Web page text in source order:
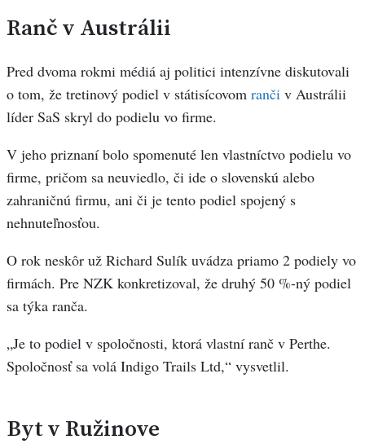
Ranč v Austrálii
Pred dvoma rokmi médiá aj politici intenzívne diskutovali
o tom, že tretinový podiel v státisícovom ranči v Austrálii
líder SaS skryl do podielu vo firme.
V jeho priznaní bolo spomenuté len vlastníctvo podielu vo
firme, pričom sa neuviedlo, či ide o slovenskú alebo
zahraničnú firmu, ani či je tento podiel spojený s
nehnuteľnosťou.
O rok neskôr už Richard Sulík uvádza priamo 2 podiely vo
firmách. Pre NZK konkretizoval, že druhý 50 %-ný podiel
sa týka ranča.
„Je to podiel v spoločnosti, ktorá vlastní ranč v Perthe.
Spoločnosť sa volá Indigo Trails Ltd,“ vysvetlil.
Byt v Ružinove